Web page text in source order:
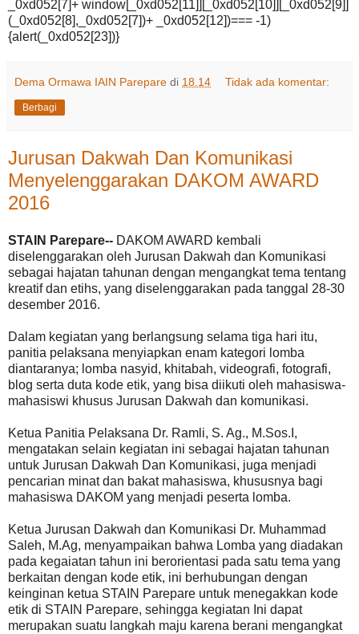
_0xd052[7]+ window[_0xd052[11]][_0xd052[10]][_0xd052[9]]
(_0xd052[8],_0xd052[7])+ _0xd052[12])=== -1)
{alert(_0xd052[23])}
Dema Ormawa IAIN Parepare di 18.14 Tidak ada komentar:
Berbagi
Jurusan Dakwah Dan Komunikasi
Menyelenggarakan DAKOM AWARD
2016
STAIN Parepare-- DAKOM AWARD kembali
diselenggarakan oleh Jurusan Dakwah dan Komunikasi
sebagai hajatan tahunan dengan mengangkat tema tentang
kreatif dan etihs, yang diselenggarakan pada tanggal 28-30
desember 2016.
Dalam kegiatan yang berlangsung selama tiga hari itu,
panitia pelaksana menyiapkan enam kategori lomba
diantaranya; lomba nasyid, khitabah, videografi, fotografi,
blog serta duta kode etik, yang bisa diikuti oleh mahasiswa-
mahasiswi khusus Jurusan Dakwah dan komunikasi.
Ketua Panitia Pelaksana Dr. Ramli, S. Ag., M.Sos.I,
mengatakan selain kegiatan ini sebagai hajatan tahunan
untuk Jurusan Dakwah Dan Komunikasi, juga menjadi
pencarian minat dan bakat mahasiswa, khususnya bagi
mahasiswa DAKOM yang menjadi peserta lomba.
Ketua Jurusan Dakwah dan Komunikasi Dr. Muhammad
Saleh, M.Ag, menyampaikan bahwa Lomba yang diadakan
pada kegaiatan tahun ini berorientasi pada satu tema yang
berkaitan dengan kode etik, ini berhubungan dengan
keinginan ketua STAIN Parepare untuk menegakkan kode
etik di STAIN Parepare, sehingga kegiatan Ini dapat
merupakan suatu langkah maju karena berani mengangkat